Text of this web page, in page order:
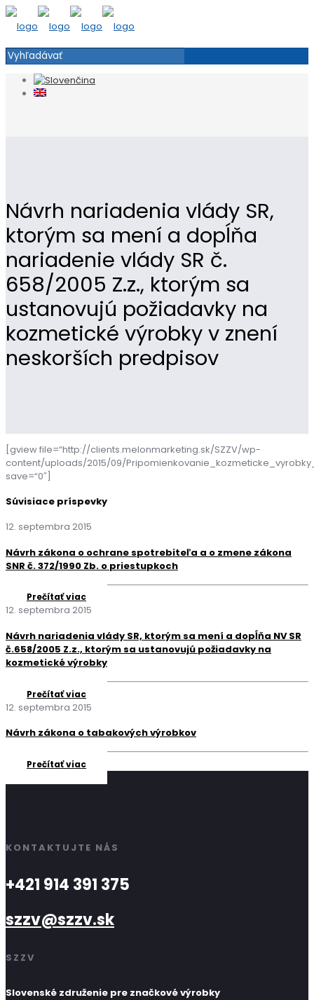
Návrh nariadenia vlády SR,
ktorým sa mení a dopĺňa
nariadenie vlády SR č.
658/2005 Z.z., ktorým sa
ustanovujú požiadavky na
kozmetické výrobky v znení
neskorších predpisov
[gview file=“http://clients.melonmarketing.sk/SZZV/wp-
content/uploads/2015/09/
save=“0″]
Súvisiace príspevky
12. septembra 2015
Návrh zákona o ochrane spotrebiteľa a o zmene zákona
SNR č. 372/1990 Zb. o priestupkoch
Prečítať viac
12. septembra 2015
Návrh nariadenia vlády SR, ktorým sa mení a dopĺňa NV SR
č.658/2005 Z.z., ktorým sa ustanovujú požiadavky na
kozmetické výrobky
Prečítať viac
12. septembra 2015
Návrh zákona o tabakových výrobkov
Prečítať viac
KONTAKTUJTE NÁS
+421 914 391 375
szzv@szzv.sk
SZZV
Slovenské združenie pre značkové výrobky